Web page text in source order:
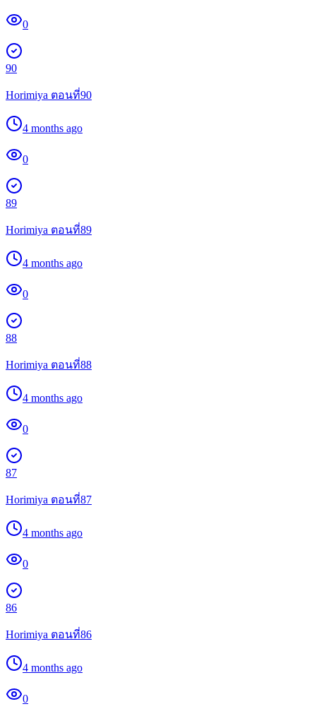
0
90
Horimiya ตอนที่90
4 months ago
0
89
Horimiya ตอนที่89
4 months ago
0
88
Horimiya ตอนที่88
4 months ago
0
87
Horimiya ตอนที่87
4 months ago
0
86
Horimiya ตอนที่86
4 months ago
0